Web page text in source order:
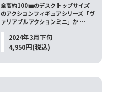
全高約100㎜のデスクトップサイズ
のアクションフィギュアシリーズ「ヴ
ァリアブルアクションミニ」か …
2024年3月下旬
4,950円(税込)